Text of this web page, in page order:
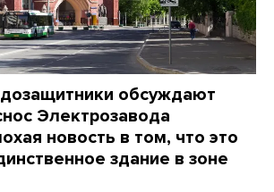
обсуждают
Электрозавода
новость в том, что это
здание в зоне